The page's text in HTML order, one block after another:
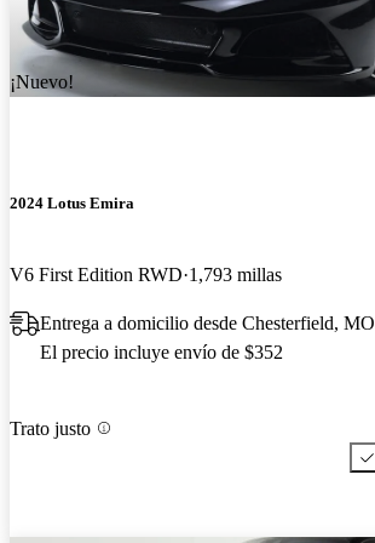
¡Nuevo!
2024 Lotus Emira
V6 First Edition RWD 1,793 millas
Entrega a domicilio desde Chesterfield, MO
El precio incluye envío de $352
Trato justo